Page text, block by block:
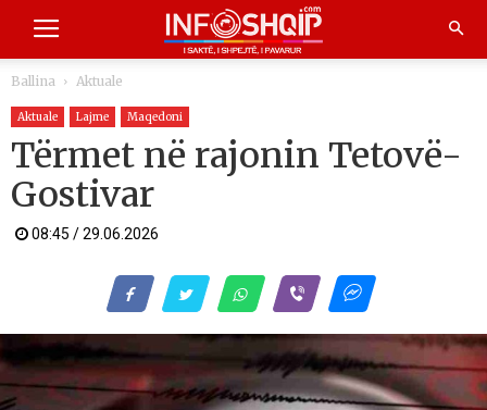
Ballina Aktuale
Aktuale Lajme Maqedoni
Tërmet në rajonin Tetovë-
Gostivar
08:45 / 29.06.2026